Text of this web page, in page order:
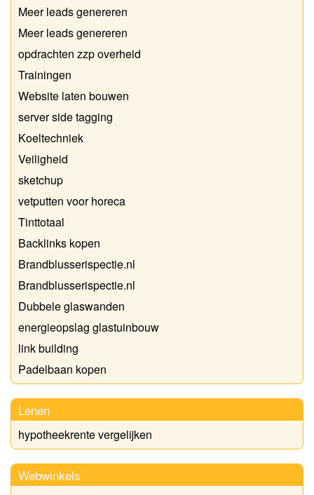
Meer leads genereren
Meer leads genereren
opdrachten zzp overheid
Trainingen
Website laten bouwen
server side tagging
Koeltechniek
Veiligheid
sketchup
vetputten voor horeca
Tinttotaal
Backlinks kopen
Brandblusserispectie.nl
Brandblusserispectie.nl
Dubbele glaswanden
energieopslag glastuinbouw
link building
Padelbaan kopen
Lenen
hypotheekrente vergelijken
Webwinkels